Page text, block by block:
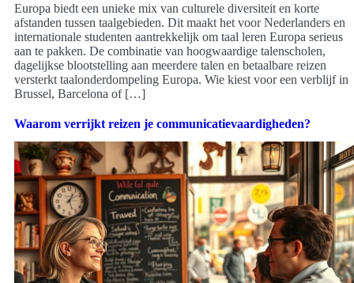
Europa biedt een unieke mix van culturele diversiteit en korte
afstanden tussen taalgebieden. Dit maakt het voor Nederlanders en
internationale studenten aantrekkelijk om taal leren Europa serieus
aan te pakken. De combinatie van hoogwaardige talenscholen,
dagelijkse blootstelling aan meerdere talen en betaalbare reizen
versterkt taalonderdompeling Europa. Wie kiest voor een verblijf in
Brussel, Barcelona of […]
Waarom verrijkt reizen je communicatievaardigheden?